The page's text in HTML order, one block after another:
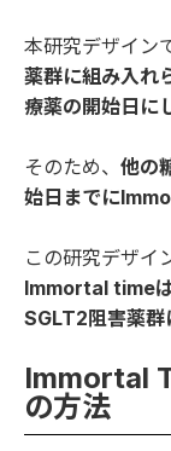
本研究デザイン
薬群に組み入れ
療薬の開始日に
そのため、 他の
始日までに
この研究デザイ
Immortal time
SGLT2阻害薬群
Immortal
の方法